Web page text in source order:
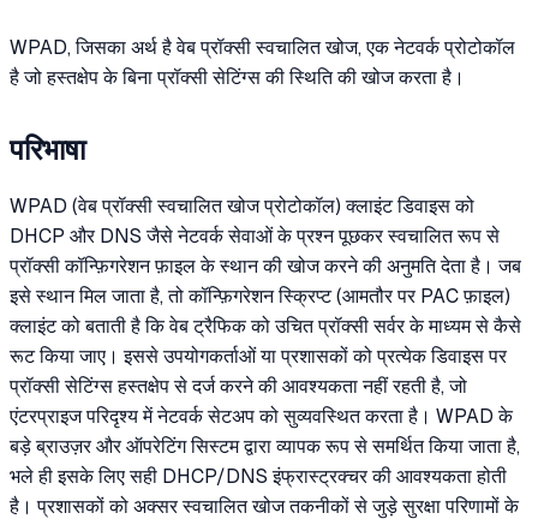
WPAD, जिसका अर्थ है वेब प्रॉक्सी स्वचालित खोज, एक नेटवर्क प्रोटोकॉल
है जो हस्तक्षेप के बिना प्रॉक्सी सेटिंग्स की स्थिति की खोज करता है।
परिभाषा
WPAD (वेब प्रॉक्सी स्वचालित खोज प्रोटोकॉल) क्लाइंट डिवाइस को
DHCP और DNS जैसे नेटवर्क सेवाओं के प्रश्न पूछकर स्वचालित रूप से
प्रॉक्सी कॉन्फ़िगरेशन फ़ाइल के स्थान की खोज करने की अनुमति देता है। जब
इसे स्थान मिल जाता है, तो कॉन्फ़िगरेशन स्क्रिप्ट (आमतौर पर PAC फ़ाइल)
क्लाइंट को बताती है कि वेब ट्रैफिक को उचित प्रॉक्सी सर्वर के माध्यम से कैसे
रूट किया जाए। इससे उपयोगकर्ताओं या प्रशासकों को प्रत्येक डिवाइस पर
प्रॉक्सी सेटिंग्स हस्तक्षेप से दर्ज करने की आवश्यकता नहीं रहती है, जो
एंटरप्राइज परिदृश्य में नेटवर्क सेटअप को सुव्यवस्थित करता है। WPAD के
बड़े ब्राउज़र और ऑपरेटिंग सिस्टम द्वारा व्यापक रूप से समर्थित किया जाता है,
भले ही इसके लिए सही DHCP/DNS इंफ्रास्ट्रक्चर की आवश्यकता होती
है। प्रशासकों को अक्सर स्वचालित खोज तकनीकों से जुड़े सुरक्षा परिणामों के